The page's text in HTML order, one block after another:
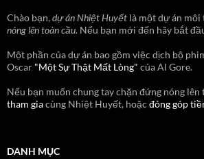
Chào bạn,dự án Nhiệt Huyết là một dự án
nóng lên toàn cầu. Nếu bạn mới đến hãy bắt
Một phần của dự án bao gồm việc dịch bộ
Oscar "Một Sự Thật Mất Lòng" của Al Gore.
Nếu bạn muốn chung tay chặn đứng nóng lên
tham giacùng Nhiệt Huyết, hoặc đóng góp
DANH MỤC